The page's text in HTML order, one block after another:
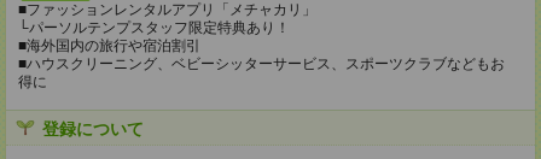
■ファッションレンタルアプリ「メチャカリ」
└パーソルテンプスタッフ限定特典あり！
■海外国内の旅行や宿泊割引
■ハウスクリーニング、ベビーシッターサービス、スポーツクラブなどもお
得に
登録について